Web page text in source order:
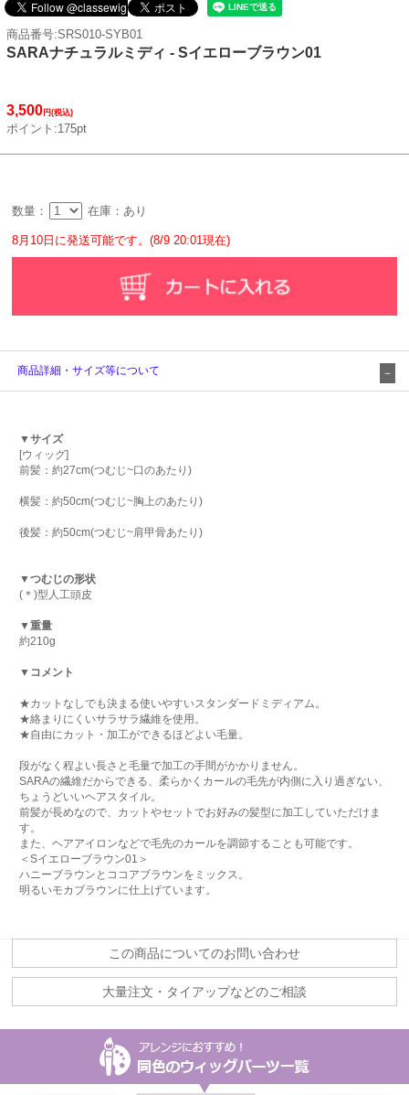
商品番号:SRS010-SYB01
SARAナチュラルミディ - Sイエローブラウン01
3,500円(税込)
ポイント:175pt
数量： 在庫：あり
8月10日に発送可能です。(8/9 20:01現在)
商品詳細・サイズ等について
▼サイズ
[ウィッグ]
前髪：約27cm(つむじ~口のあたり)
横髪：約50cm(つむじ~胸上のあたり)
後髪：約50cm(つむじ~肩甲骨あたり)
▼つむじの形状
(＊)型人工頭皮
▼重量
約210g
▼コメント
★カットなしでも決まる使いやすいスタンダードミディアム。
★絡まりにくいサラサラ繊維を使用。
★自由にカット・加工ができるほどよい毛量。
段がなく程よい長さと毛量で加工の手間がかかりません。
SARAの繊維だからできる、柔らかくカールの毛先が内側に入り過ぎない、
ちょうどいいヘアスタイル。
前髪が長めなので、カットやセットでお好みの髪型に加工していただけま
す。
また、ヘアアイロンなどで毛先のカールを調節することも可能です。
＜Sイエローブラウン01＞
ハニーブラウンとココアブラウンをミックス。
明るいモカブラウンに仕上げています。
この商品についてのお問い合わせ
大量注文・タイアップなどのご相談